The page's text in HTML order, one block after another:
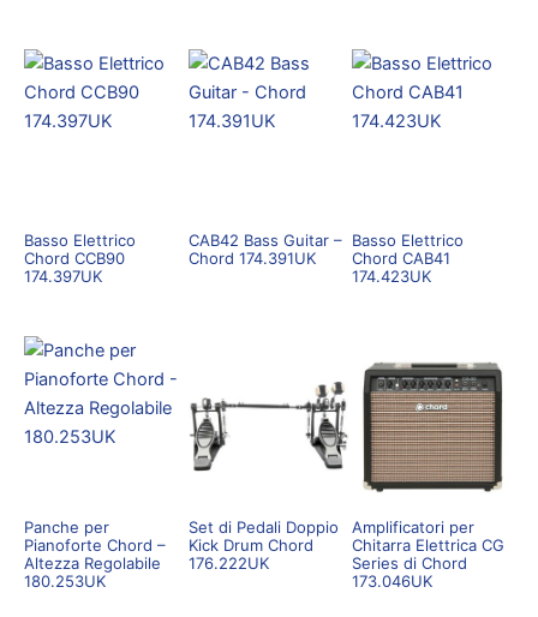
Basso Elettrico
Chord CCB90
174.397UK
CAB42 Bass Guitar –
Chord 174.391UK
Basso Elettrico
Chord CAB41
174.423UK
Panche per
Pianoforte Chord –
Altezza Regolabile
180.253UK
Set di Pedali Doppio
Kick Drum Chord
176.222UK
Amplificatori per
Chitarra Elettrica CG
Series di Chord
173.046UK